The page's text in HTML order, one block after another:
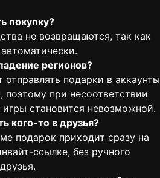
покупку?
не возвращаются, так как
регионов?
отправлять подарки в аккаунты
поэтому при несоответствии
игры становится невозможной.
кого-то в друзья?
подарок приходит сразу на
ссылке, без ручного